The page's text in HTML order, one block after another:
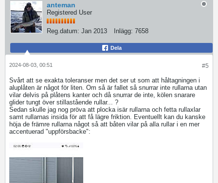
anteman
Registered User
Reg.datum: Jan 2013 Inlägg: 7658
Dela
#5
2024-08-03, 00:51
Svårt att se exakta toleranser men det ser ut som att håltagningen i
aluplåten är något för liten. Om så är fallet så snurrar inte rullarna utan
vilar delvis på plåtens kanter och då snurrar de inte, kölen snarare
glider tungt över stillastående rullar... ?
Sedan skulle jag nog pröva att plocka isär rullarna och fetta rullaxlar
samt rullarnas insida för att få lägre friktion. Eventuellt kan du kanske
höja de främre rullarna något så att båten vilar på alla rullar i en mer
accentuerad "uppförsbacke":